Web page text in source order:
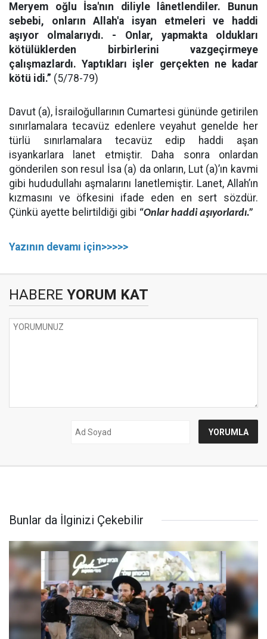
Meryem oğlu İsa'nın diliyle lânetlendiler. Bunun
sebebi, onların Allah'a isyan etmeleri ve haddi
aşıyor olmalarıydı. - Onlar, yapmakta oldukları
kötülüklerden birbirlerini vazgeçirmeye
çalışmazlardı. Yaptıkları işler gerçekten ne kadar
kötü idi.” (5/78-79)
Davut (a), İsrailoğullarının Cumartesi gününde getirilen
sınırlamalara tecavüz edenlere veyahut genelde her
türlü sınırlamalara tecavüz edip haddi aşan
isyankarlara lanet etmiştir. Daha sonra onlardan
gönderilen son resul İsa (a) da onların, Lut (a)’ın kavmi
gibi hududullahı aşmalarını lanetlemiştir. Lanet, Allah’ın
kızmasını ve öfkesini ifade eden en sert sözdür.
Çünkü ayette belirtildiği gibi “Onlar haddi aşıyorlardı.”
Yazının devamı için>>>>>
HABERE YORUM KAT
Bunlar da İlginizi Çekebilir